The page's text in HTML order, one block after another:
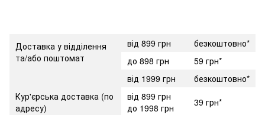
Доставка у відділення
та/або поштомат
від 899 грн
безкоштовно*
до 898 грн
59 грн*
Кур'єрська доставка (по
адресу)
від 1999 грн
безкоштовно*
від 899 грн
до 1998 грн
39 грн*